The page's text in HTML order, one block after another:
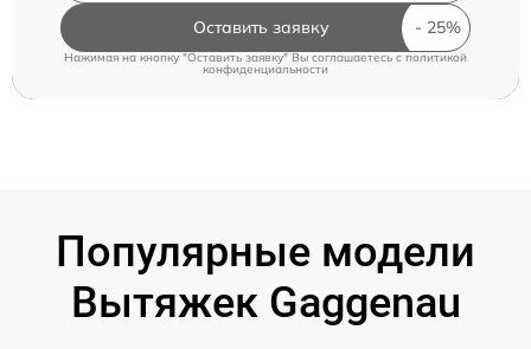
Оставить заявку
Нажимая на кнопку "Оставить заявку" Вы соглашаетесь c политикой
конфиденциальности
Популярные модели
Вытяжек Gaggenau